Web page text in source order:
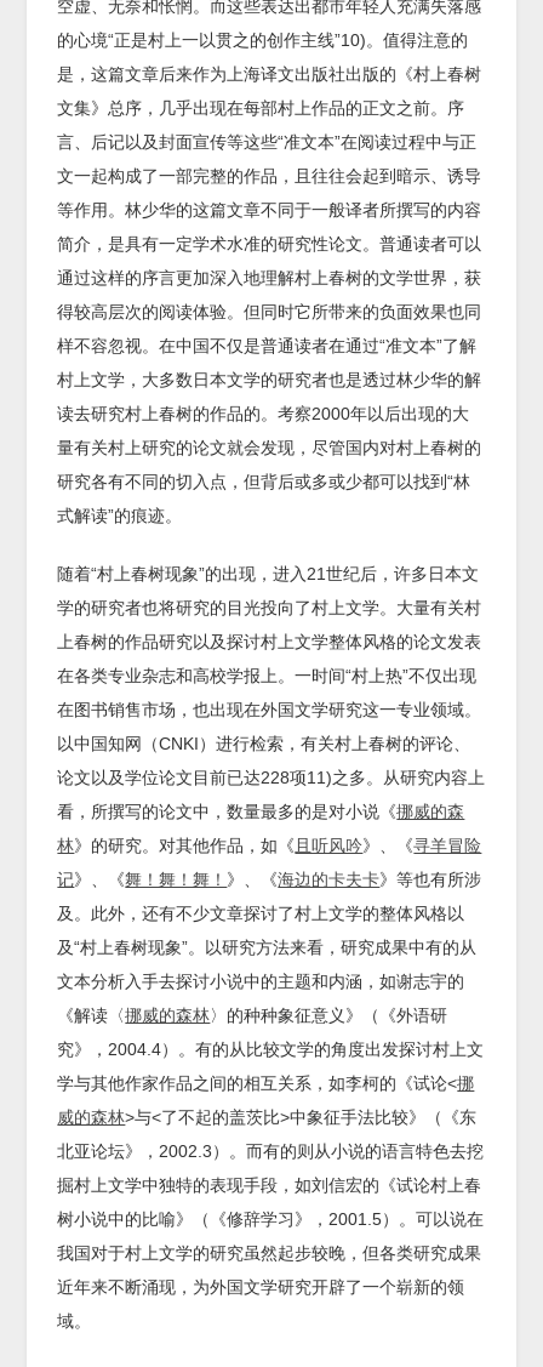
空虚、无奈和怅惘。而这些表达出都市年轻人充满失落感
的心境“正是村上一以贯之的创作主线”10)。值得注意的
是，这篇文章后来作为上海译文出版社出版的《村上春树
文集》总序，几乎出现在每部村上作品的正文之前。序
言、后记以及封面宣传等这些“准文本”在阅读过程中与正
文一起构成了一部完整的作品，且往往会起到暗示、诱导
等作用。林少华的这篇文章不同于一般译者所撰写的内容
简介，是具有一定学术水准的研究性论文。普通读者可以
通过这样的序言更加深入地理解村上春树的文学世界，获
得较高层次的阅读体验。但同时它所带来的负面效果也同
样不容忽视。在中国不仅是普通读者在通过“准文本”了解
村上文学，大多数日本文学的研究者也是透过林少华的解
读去研究村上春树的作品的。考察2000年以后出现的大
量有关村上研究的论文就会发现，尽管国内对村上春树的
研究各有不同的切入点，但背后或多或少都可以找到“林
式解读”的痕迹。
随着“村上春树现象”的出现，进入21世纪后，许多日本文
学的研究者也将研究的目光投向了村上文学。大量有关村
上春树的作品研究以及探讨村上文学整体风格的论文发表
在各类专业杂志和高校学报上。一时间“村上热”不仅出现
在图书销售市场，也出现在外国文学研究这一专业领域。
以中国知网（CNKI）进行检索，有关村上春树的评论、
论文以及学位论文目前已达228项11)之多。从研究内容上
看，所撰写的论文中，数量最多的是对小说《挪威的森
林》的研究。对其他作品，如《 且听风吟》、《寻羊冒险
记》、《舞！舞！舞！ 》、《海边的卡夫卡》等也有所涉
及。此外，还有不少文章探讨了村上文学的整体风格以
及“村上春树现象”。以研究方法来看，研究成果中有的从
文本分析入手去探讨小说中的主题和内涵，如谢志宇的
《解读〈挪威的森林〉的种种象征意义》（《外语研
究》，2004.4）。有的从比较文学的角度出发探讨村上文
学与其他作家作品之间的相互关系，如李柯的《试论<挪
威的森林>与<了不起的盖茨比>中象征手法比较》（《东
北亚论坛》，2002.3）。而有的则从小说的语言特色去挖
掘村上文学中独特的表现手段，如刘信宏的《试论村上春
树小说中的比喻》（《修辞学习》，2001.5）。可以说在
我国对于村上文学的研究虽然起步较晚，但各类研究成果
近年来不断涌现，为外国文学研究开辟了一个崭新的领
域。